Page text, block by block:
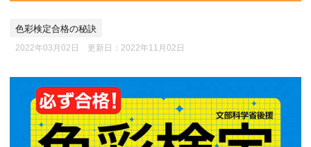
色彩検定合格の秘訣
2022年03月02日 更新日： 2022年11月02日